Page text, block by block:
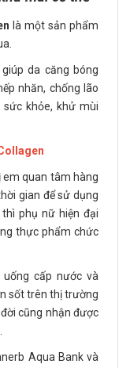
là một sản phẩm
da căng bóng
nhăn, chống lão
khỏe, khử mùi
em quan tâm hàng
gian để sử dụng
phụ nữ hiện đại
thực phẩm chức
cấp nước và
sốt trên thị trường
cũng nhận được
Aqua Bank và